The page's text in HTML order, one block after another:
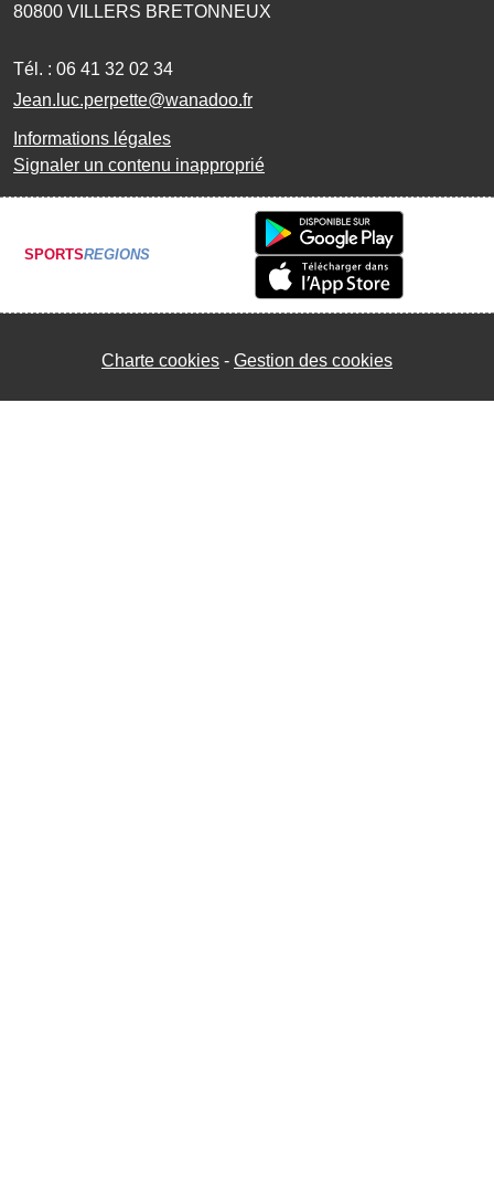
80800 VILLERS BRETONNEUX
Tél. : 06 41 32 02 34
Jean.luc.perpette@wanadoo.fr
Informations légales
Signaler un contenu inapproprié
SPORTSREGIONS
Charte cookies Gestion des cookies